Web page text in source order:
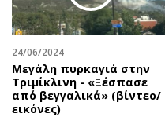
24/06/2024
Μεγάλη πυρκαγιά στην
Τριμίκλινη - «Ξέσπασε
από βεγγαλικά» (βίντεο/
εικόνες)